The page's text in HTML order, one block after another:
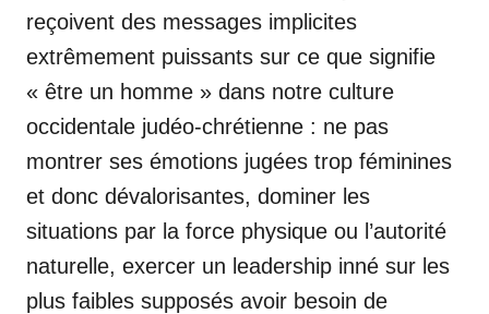
reçoivent des messages implicites
extrêmement puissants sur ce que signifie
« être un homme » dans notre culture
occidentale judéo-chrétienne : ne pas
montrer ses émotions jugées trop féminines
et donc dévalorisantes, dominer les
situations par la force physique ou l’autorité
naturelle, exercer un leadership inné sur les
plus faibles supposés avoir besoin de